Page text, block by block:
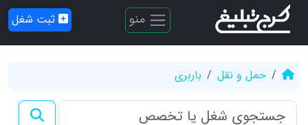
منو ثبت شغل
حمل و نقل باربری